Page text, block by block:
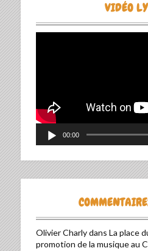
VIDÉO
00:00
Olivier Charlydans La place
promotion de la musique au